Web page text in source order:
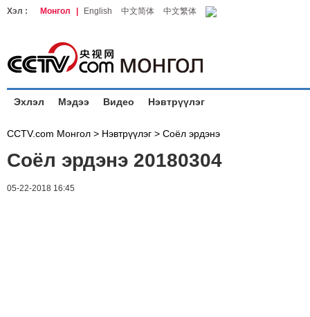
Хэл : Монгол English 中文简体 中文繁体
Эхлэл Мэдээ Видео Нэвтрүүлэг
CCTV.com Монгол > Нэвтрүүлэг > Соёл эрдэнэ
Соёл эрдэнэ 20180304
05-22-2018 16:45